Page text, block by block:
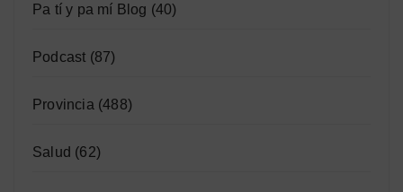
Pa tí y pa mí Blog (40)
Podcast (87)
Provincia (488)
Salud (62)